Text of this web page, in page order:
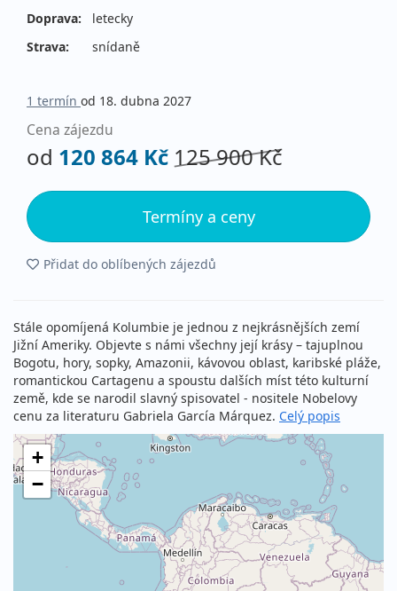
Doprava:
letecky
Strava:
snídaně
1 termín od 18. dubna 2027
Cena zájezdu
od 120 864 Kč 125 900 Kč
Termíny a ceny
Přidat do oblíbených zájezdů
Stále opomíjená Kolumbie je jednou z nejkrásnějších zemí
Jižní Ameriky. Objevte s námi všechny její krásy – tajuplnou
Bogotu, hory, sopky, Amazonii, kávovou oblast, karibské pláže,
romantickou Cartagenu a spoustu dalších míst této kulturní
země, kde se narodil slavný spisovatel - nositele Nobelovy
cenu za literaturu Gabriela García Márquez. Celý popis
+
−